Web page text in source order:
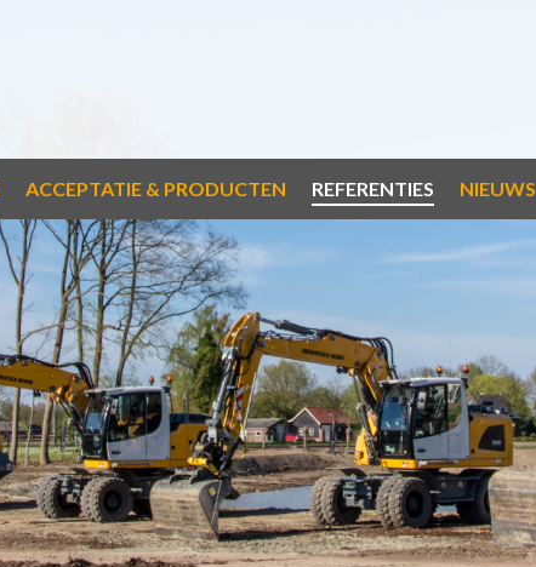
ACCEPTATIE & PRODUCTEN REFERENTIES NIEUWS